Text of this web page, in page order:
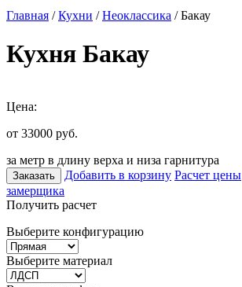
Главная /Кухни /Неоклассика / Бакау
Кухня Бакау
Цена:
от 33000 руб.
за метр в длину верха и низа гарнитура
Заказать Добавить в корзину Расчет цены
замерщика
Получить расчет
Выберите конфигурацию
Выберите материал